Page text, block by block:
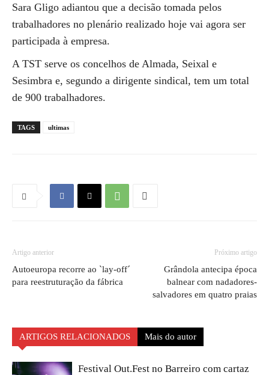
Sara Gligo adiantou que a decisão tomada pelos
trabalhadores no plenário realizado hoje vai agora ser
participada à empresa.
A TST serve os concelhos de Almada, Seixal e
Sesimbra e, segundo a dirigente sindical, tem um total
de 900 trabalhadores.
TAGS ultimas
Artigo anterior
Autoeuropa recorre ao `lay-off´
para reestruturação da fábrica
Próximo artigo
Grândola antecipa época
balnear com nadadores-
salvadores em quatro praias
ARTIGOS RELACIONADOS Mais do autor
Festival Out.Fest no Barreiro com cartaz